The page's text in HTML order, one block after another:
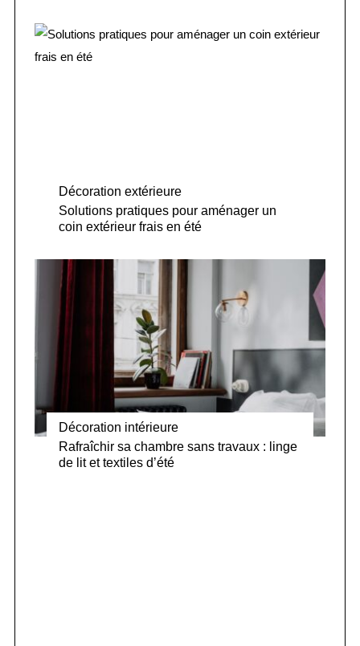
Décoration extérieure
Solutions pratiques pour aménager un
coin extérieur frais en été
Décoration intérieure
Rafraîchir sa chambre sans travaux : linge
de lit et textiles d’été